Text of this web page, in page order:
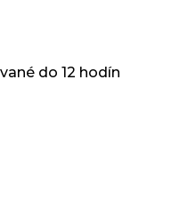
do 12 hodín